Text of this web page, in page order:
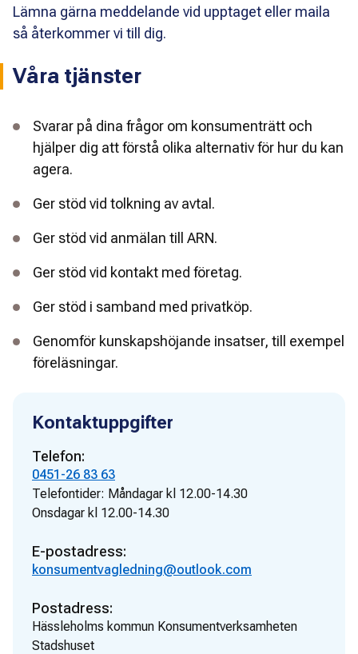
Lämna gärna meddelande vid upptaget eller maila
så återkommer vi till dig.
Våra tjänster
Svarar på dina frågor om konsumenträtt och
hjälper dig att förstå olika alternativ för hur du kan
agera.
Ger stöd vid tolkning av avtal.
Ger stöd vid anmälan till ARN.
Ger stöd vid kontakt med företag.
Ger stöd i samband med privatköp.
Genomför kunskapshöjande insatser, till exempel
föreläsningar.
Kontaktuppgifter
Telefon:
0451-26 83 63
Telefontider: Måndagar kl 12.00-14.30
Onsdagar kl 12.00-14.30
E-postadress:
konsumentvagledning@outlook.com
Postadress:
Hässleholms kommun Konsumentverksamheten
Stadshuset